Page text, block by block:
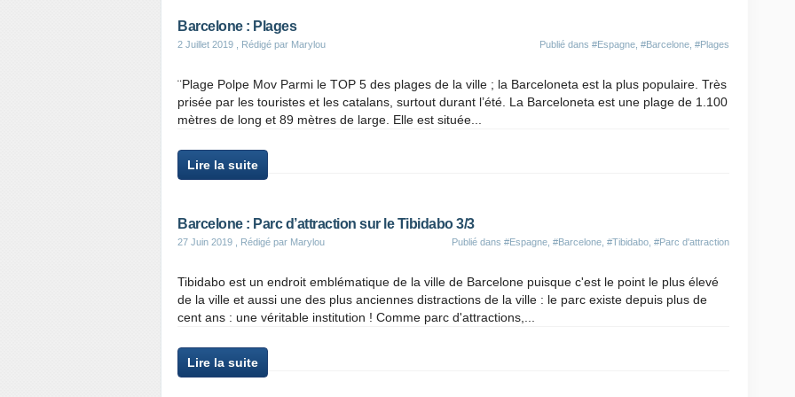
Barcelone : Plages
2 Juillet 2019 , Rédigé par Marylou Publié dans #Espagne #Barcelone #Plages
¨Plage Polpe Mov Parmi le TOP 5 des plages de la ville ; la Barceloneta est la plus populaire. Très
prisée par les touristes et les catalans, surtout durant l’été. La Barceloneta est une plage de 1.100
mètres de long et 89 mètres de large. Elle est située...
Lire la suite
Barcelone : Parc d’attraction sur le Tibidabo 3/3
27 Juin 2019 , Rédigé par Marylou Publié dans #Espagne #Barcelone #Tibidabo #Parc d'attraction
Tibidabo est un endroit emblématique de la ville de Barcelone puisque c'est le point le plus élevé
de la ville et aussi une des plus anciennes distractions de la ville : le parc existe depuis plus de
cent ans : une véritable institution ! Comme parc d'attractions,...
Lire la suite